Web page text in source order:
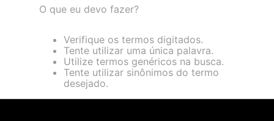
fornecer a você toda a funcionalidade do site, incluindo,
entre outros, a capacidade de comprar um item em nossa
Cookies acesse o link.
O que eu devo fazer?
Verifique os termos digitados.
Tente utilizar uma única palavra.
Utilize termos genéricos na busca.
Tente utilizar sinônimos do termo
desejado.